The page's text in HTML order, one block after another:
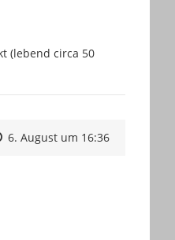
(lebend circa 50
Zeitpunkt des Erstellens
Zeitpunkt des Erstellens
6. August um 16:36Zur